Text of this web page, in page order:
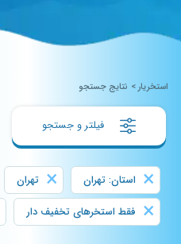
استخریار> نتایج جستجو
× استان: تهران × تهران
× فقط استخرهای تخفیف دار